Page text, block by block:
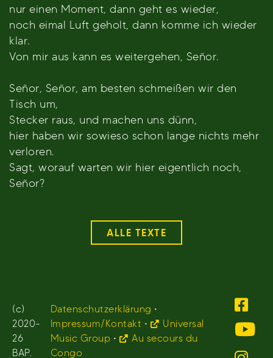
nur einen Moment, dann geht es wieder,
noch eimal Luft geholt, dann komme ich wieder
klar.
Von mir aus kann es weitergehen, Señor.
Señor, Señor, am besten schmeißen wir den
Tisch um,
Stecker raus, und machen uns dünn,
hier haben wir sowieso schon lange nichts mehr
verloren.
Sagt, worauf warten wir hier eigentlich noch,
Señor?
ALLE TEXTE
(c)
2020-
26
BAP.
Datenschutzerklärung •
Impressum/Kontakt •
Universal
Music Group •
Au secours du
Congo